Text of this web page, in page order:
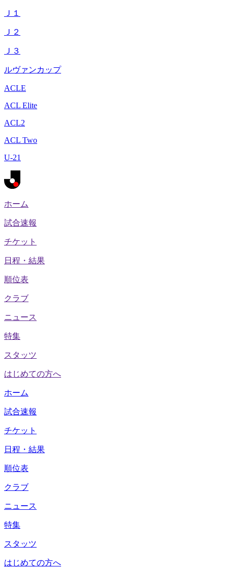
Ｊ１
Ｊ２
Ｊ３
ルヴァンカップ
ACLE
ACL Elite
ACL2
ACL Two
U-21
ホーム
試合速報
チケット
日程・結果
順位表
クラブ
ニュース
特集
スタッツ
はじめての方へ
ホーム
試合速報
チケット
日程・結果
順位表
クラブ
ニュース
特集
スタッツ
はじめての方へ